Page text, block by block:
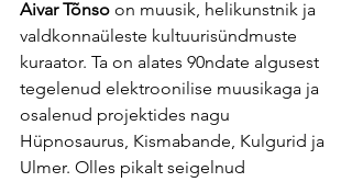
Aivar Tõnso on muusik, helikunstnik ja
valdkonnaüleste kultuurisündmuste
kuraator. Ta on alates 90ndate algusest
tegelenud elektroonilise muusikaga ja
osalenud projektides nagu
Hüpnosaurus, Kismabande, Kulgurid ja
Ulmer. Olles pikalt seigelnud